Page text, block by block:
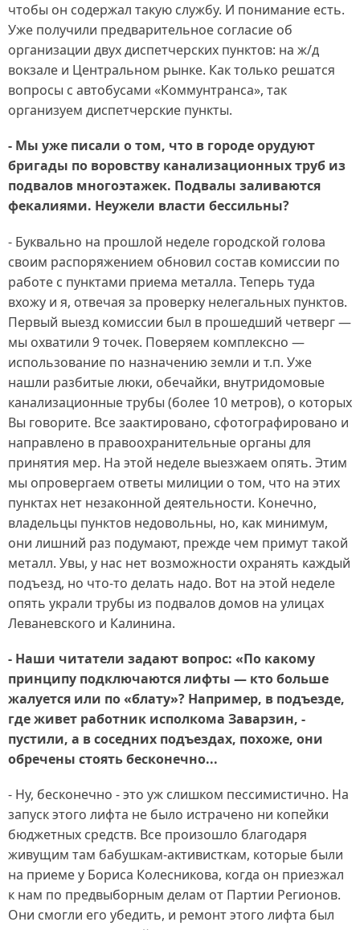
чтобы он содержал такую службу. И понимание есть.
Уже получили предварительное согласие об
организации двух диспетчерских пунктов: на ж/д
вокзале и Центральном рынке. Как только решатся
вопросы с автобусами «Коммунтранса», так
организуем диспетчерские пункты.
- Мы уже писали о том, что в городе орудуют
бригады по воровству канализационных труб из
подвалов многоэтажек. Подвалы заливаются
фекалиями. Неужели власти бессильны?
- Буквально на прошлой неделе городской голова
своим распоряжением обновил состав комиссии по
работе с пунктами приема металла. Теперь туда
вхожу и я, отвечая за проверку нелегальных пунктов.
Первый выезд комиссии был в прошедший четверг —
мы охватили 9 точек. Поверяем комплексно —
использование по назначению земли и т.п. Уже
нашли разбитые люки, обечайки, внутридомовые
канализационные трубы (более 10 метров), о которых
Вы говорите. Все заактировано, сфотографировано и
направлено в правоохранительные органы для
принятия мер. На этой неделе выезжаем опять. Этим
мы опровергаем ответы милиции о том, что на этих
пунктах нет незаконной деятельности. Конечно,
владельцы пунктов недовольны, но, как минимум,
они лишний раз подумают, прежде чем примут такой
металл. Увы, у нас нет возможности охранять каждый
подъезд, но что-то делать надо. Вот на этой неделе
опять украли трубы из подвалов домов на улицах
Леваневского и Калинина.
- Наши читатели задают вопрос: «По какому
принципу подключаются лифты — кто больше
жалуется или по «блату»? Например, в подъезде,
где живет работник исполкома Заварзин, -
пустили, а в соседних подъездах, похоже, они
обречены стоять бесконечно...
- Ну, бесконечно - это уж слишком пессимистично. На
запуск этого лифта не было истрачено ни копейки
бюджетных средств. Все произошло благодаря
живущим там бабушкам-активисткам, которые были
на приеме у Бориса Колесникова, когда он приезжал
к нам по предвыборным делам от Партии Регионов.
Они смогли его убедить, и ремонт этого лифта был